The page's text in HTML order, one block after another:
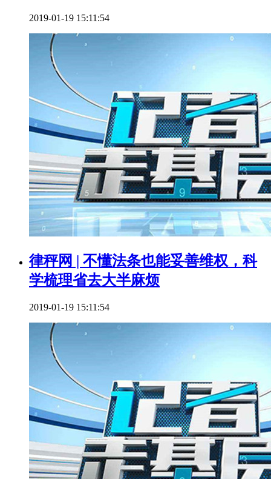
2019-01-19 15:11:54
律秤网 | 不懂法条也能妥善维权，科
学梳理省去大半麻烦
2019-01-19 15:11:54